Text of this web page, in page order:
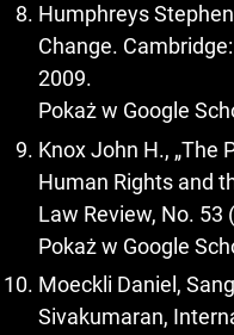
Humphreys
Change.
2009.
Pokaż w Google
Knox John H., „The
Human Rights and
Law Review, No. 53
Pokaż w Google
Moeckli Daniel,
Sivakumaran,